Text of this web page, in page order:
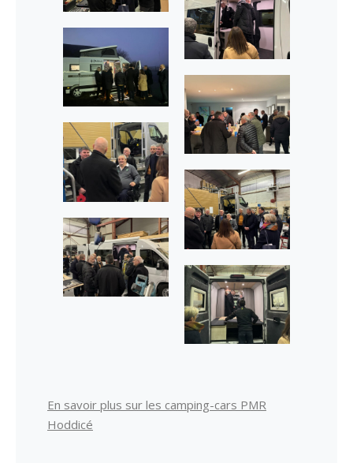
En savoir plus sur les camping-cars PMR
Hoddicé